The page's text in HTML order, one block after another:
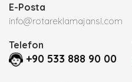
E-Posta
info@rotareklamajansi.com
Telefon
+90 533 888 90 00